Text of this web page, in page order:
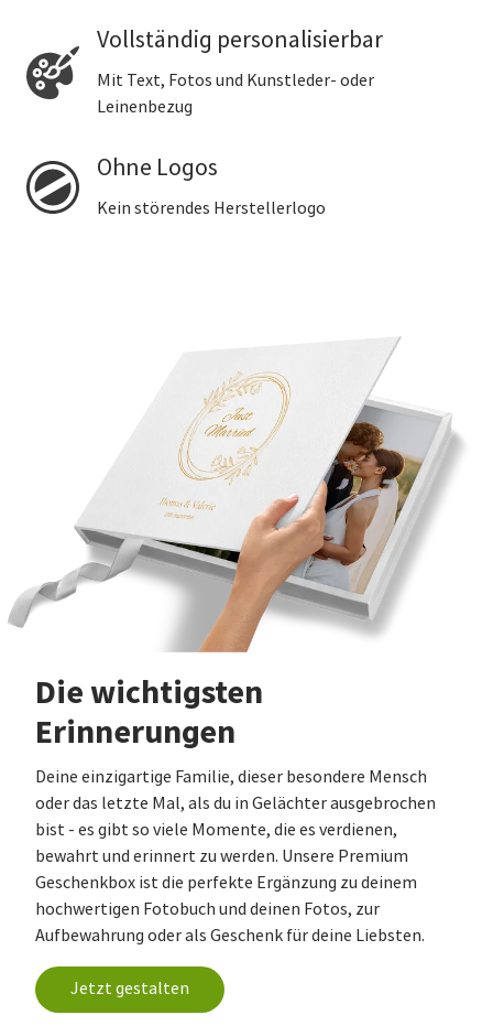
Vollständig personalisierbar
Mit Text, Fotos und Kunstleder- oder
Leinenbezug
Ohne Logos
Kein störendes Herstellerlogo
Die wichtigsten
Erinnerungen
Deine einzigartige Familie, dieser besondere Mensch
oder das letzte Mal, als du in Gelächter ausgebrochen
bist - es gibt so viele Momente, die es verdienen,
bewahrt und erinnert zu werden. Unsere Premium
Geschenkbox ist die perfekte Ergänzung zu deinem
hochwertigen Fotobuch und deinen Fotos, zur
Aufbewahrung oder als Geschenk für deine Liebsten.
Jetzt gestalten